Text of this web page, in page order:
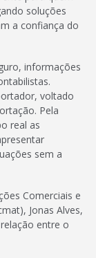
soluções
a confiança do
informações
voltado
Pela
real as
sem a
Comerciais e
Jonas Alves,
entre o